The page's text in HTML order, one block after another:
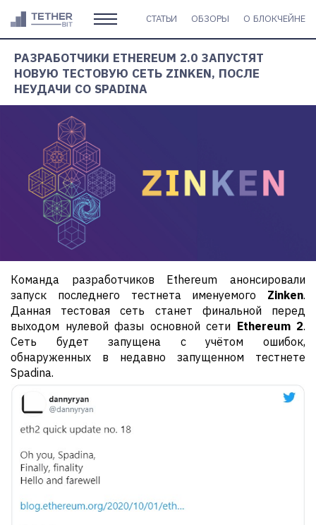
СТАТЬИ ОБЗОРЫ О БЛОКЧЕЙНЕ
РАЗРАБОТЧИКИ ETHEREUM 2.0 ЗАПУСТЯТ
НОВУЮ ТЕСТОВУЮ СЕТЬ ZINKEN, ПОСЛЕ
НЕУДАЧИ СО SPADINA
Команда разработчиков Ethereum анонсировали
запуск последнего тестнета именуемого Zinken.
Данная тестовая сеть станет финальной перед
выходом нулевой фазы основной сети Ethereum 2.
Сеть будет запущена с учётом ошибок,
обнаруженных в недавно запущенном тестнете
Spadina.